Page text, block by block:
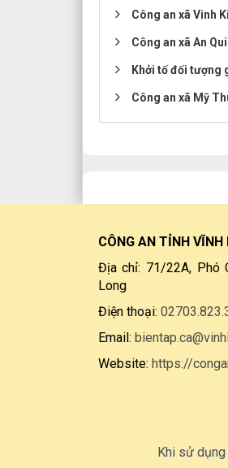
Công an xã Vinh
Công an xã An
Khởi tố đối tượng
Công an xã Mỹ
CÔNG AN TỈNH VĨNH
Địa chỉ: 71/22A, Phó
Long
Điện thoại:
Email:
Website: https://
Khi sử